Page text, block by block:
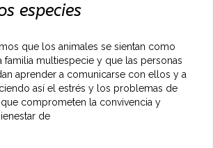
especies
que los animales se sientan como
familia multiespecie y que las personas
aprender a comunicarse con ellos y a
así el estrés y los problemas de
comprometen la convivencia y
de